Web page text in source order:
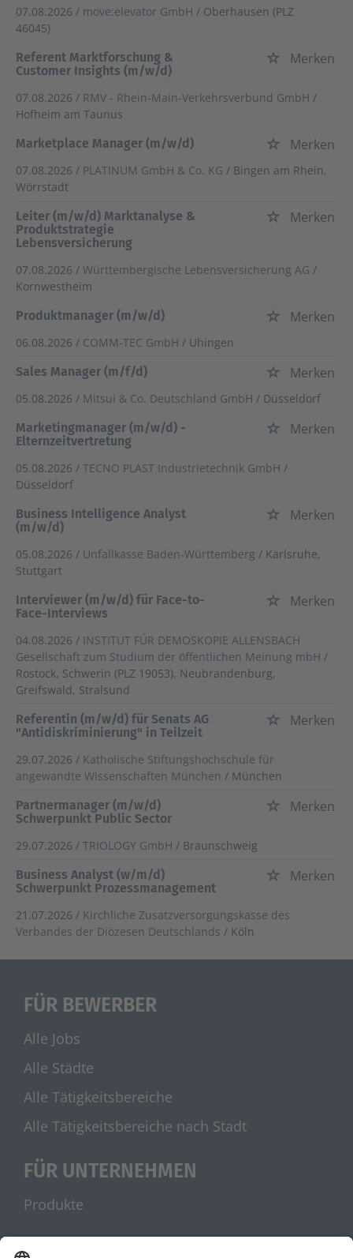
07.08.2026 / move:elevator GmbH / Oberhausen (PLZ
46045)
Referent Marktforschung &
Customer Insights (m/w/d)
Merken
07.08.2026 / RMV - Rhein-Main-Verkehrsverbund GmbH /
Hofheim am Taunus
Marketplace Manager (m/w/d)
Merken
07.08.2026 / PLATINUM GmbH & Co. KG / Bingen am Rhein,
Wörrstadt
Leiter (m/w/d) Marktanalyse &
Produktstrategie
Lebensversicherung
Merken
07.08.2026 / Württembergische Lebensversicherung AG /
Kornwestheim
Produktmanager (m/w/d)
Merken
06.08.2026 / COMM-TEC GmbH / Uhingen
Sales Manager (m/f/d)
Merken
05.08.2026 / Mitsui & Co. Deutschland GmbH / Düsseldorf
Marketingmanager (m/w/d) -
Elternzeitvertretung
Merken
05.08.2026 / TECNO PLAST Industrietechnik GmbH /
Düsseldorf
Business Intelligence Analyst
(m/w/d)
Merken
05.08.2026 / Unfallkasse Baden-Württemberg / Karlsruhe,
Stuttgart
Interviewer (m/w/d) für Face-to-
Face-Interviews
Merken
04.08.2026 / INSTITUT FÜR DEMOSKOPIE ALLENSBACH
Gesellschaft zum Studium der öffentlichen Meinung mbH /
Rostock, Schwerin (PLZ 19053), Neubrandenburg,
Greifswald, Stralsund
Referentin (m/w/d) für Senats AG
"Antidiskriminierung" in Teilzeit
Merken
29.07.2026 / Katholische Stiftungshochschule für
angewandte Wissenschaften München / München
Partnermanager (m/w/d)
Schwerpunkt Public Sector
Merken
29.07.2026 / TRIOLOGY GmbH / Braunschweig
Business Analyst (w/m/d)
Schwerpunkt Prozessmanagement
Merken
21.07.2026 / Kirchliche Zusatzversorgungskasse des
Verbandes der Diözesen Deutschlands / Köln
FÜR BEWERBER
Alle Jobs
Alle Städte
Alle Tätigkeitsbereiche
Alle Tätigkeitsbereiche nach Stadt
FÜR UNTERNEHMEN
Produkte
UNSERE PARTNER